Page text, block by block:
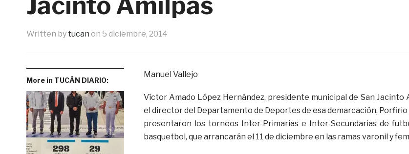
Written by tucan on 5 diciembre, 2014
More in TUCÁN DIARIO:
Manuel Vallejo
Víctor Amado López Hernández, presidente municipal de San Jacinto
el director del Departamento de Deportes de esa demarcación, Porfirio
presentaron los torneos Inter-Primarias e Inter-Secundarias de
basquetbol, que arrancarán el 11 de diciembre en las ramas varonil y